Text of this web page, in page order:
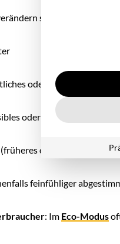
sich unter anderem:
oder weicher für
oder gedämpftes
oder späteres
feinfühliger
: Im Eco-Modus